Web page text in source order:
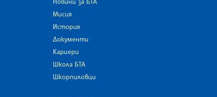
Мисия
История
Документи
Кариери
Школа БТА
Шкорпиловци